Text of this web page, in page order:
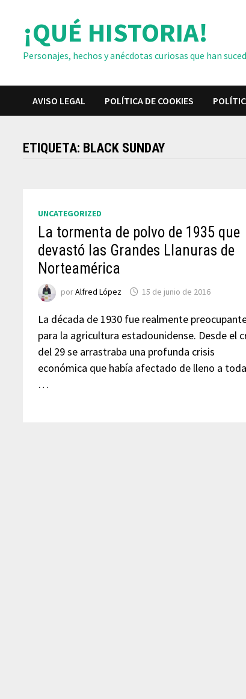
contenido¡QUÉ HISTORIA!
Personajes, hechos y anécdotas curiosas que han
AVISO LEGAL POLÍTICA DE COOKIES
ETIQUETA: BLACK SUNDAY
UNCATEGORIZED
La tormenta de polvo de 1935 que
devastó las Grandes Llanuras de
Norteamérica
porAlfred López 15 de junio de 2016
La década de 1930 fue realmente
para la agricultura estadounidense. Desde el
del 29 se arrastraba una profunda crisis
económica que había afectado de lleno a
…